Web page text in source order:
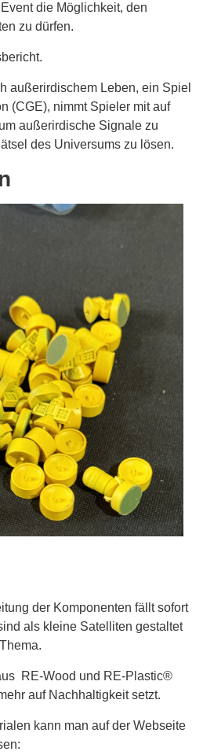
die Möglichkeit, den
zu dürfen.
außerirdischem Leben, ein Spiel
(CGE), nimmt Spieler mit auf
außerirdische Signale zu
des Universums zu lösen.
der Komponenten fällt sofort
als kleine Satelliten gestaltet
RE-Wood und RE-Plastic®
auf Nachhaltigkeit setzt.
kann man auf der Webseite